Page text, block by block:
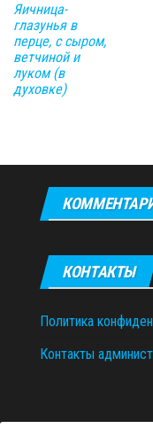
Яичница-
глазунья в
перце, с сыром,
ветчиной и
луком (в
духовке)
КОНТАКТЫ
Политика
Контакты